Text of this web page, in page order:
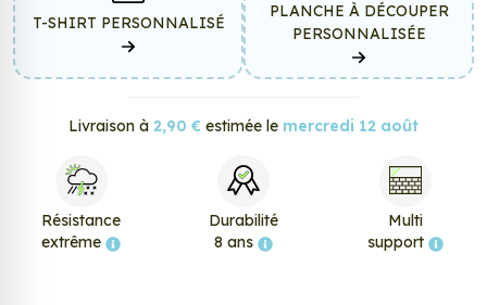
T-SHIRT PERSONNALISÉ
PLANCHE À DÉCOUPER
PERSONNALISÉE
Livraison à 2,90 € estimée le mercredi 12 août
Résistance
extrême
Durabilité
8 ans
Multi
support